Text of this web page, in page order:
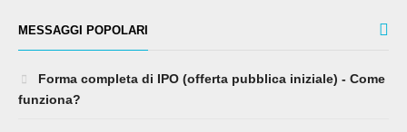
MESSAGGI POPOLARI
Forma completa di IPO (offerta pubblica iniziale) - Come
funziona?